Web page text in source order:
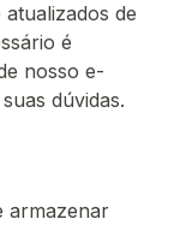
de
é
nosso e-
dúvidas.
armazenar